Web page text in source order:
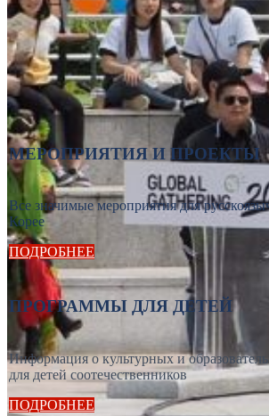
МЕРОПРИЯТИЯ И ПРОЕКТЫ
Все значимые мероприятия для
Корее
ПОДРОБНЕЕ
ПРОГРАММЫ ДЛЯ ДЕТЕЙ
Информация о культурных и
для детей соотечественников
ПОДРОБНЕЕ